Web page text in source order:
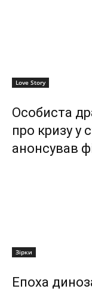
Love Story
Особиста
про кризу у
анонсував
Зірки
Епоха